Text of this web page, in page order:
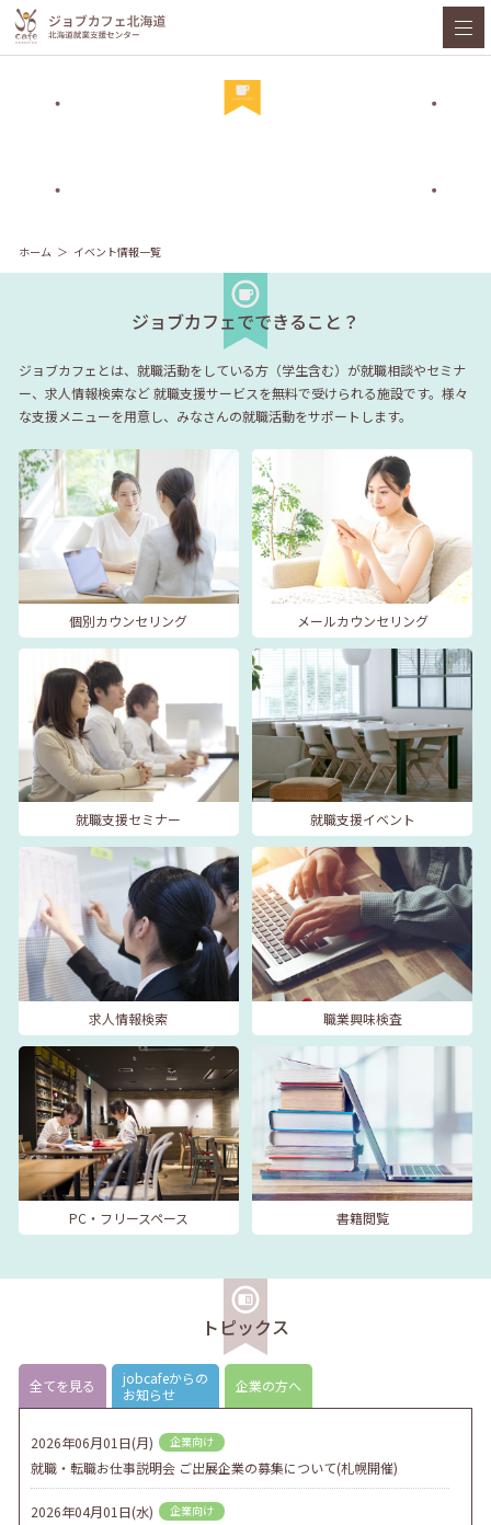
ホーム イベント情報一覧
ジョブカフェでできること？
ジョブカフェとは、就職活動をしている方（学生含む）が就職相談やセミナ
ー、求人情報検索など就職支援サービスを無料で受けられる施設です。様々
な支援メニューを用意し、みなさんの就職活動をサポートします。
個別カウンセリング メールカウンセリング
就職支援セミナー 就職支援イベント
求人情報検索 職業興味検査
PC・フリースペース 書籍閲覧
トピックス
全てを見る
jobcafeからの
お知らせ
企業の方へ
2026年06月01日(月) 企業向け
就職・転職お仕事説明会 ご出展企業の募集について(札幌開催)
2026年04月01日(水) 企業向け